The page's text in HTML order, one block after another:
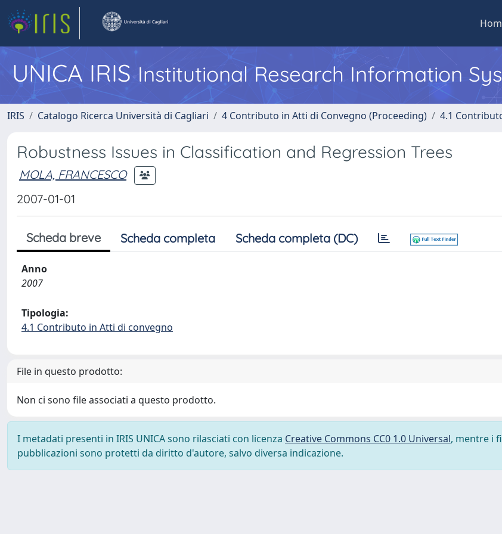
UNICA IRISInstitutional Research Information
IRIS Catalogo Ricerca Università di Cagliari 4 Contributo in Atti di Convegno (Proceeding) 4.1
Robustness Issues in Classification and Regression Trees
MOLA, FRANCESCO
2007-01-01
Scheda breve Scheda completa Scheda completa (DC)
Anno
2007
Tipologia:
4.1 Contributo in Atti di convegno
File in questo prodotto:
Non ci sono file associati a questo prodotto.
I metadati presenti in IRIS UNICA sono rilasciati con licenza Creative Commons CC0 1.0 Universal, mentre i
pubblicazioni sono protetti da diritto d'autore, salvo diversa indicazione.